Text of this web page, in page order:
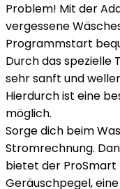
Problem! Mit der
vergessene
Programmstart
Durch das spezielle
sehr sanft und
Hierdurch ist eine
möglich.
Sorge dich beim
Stromrechnung.
bietet der
Geräuschpegel,